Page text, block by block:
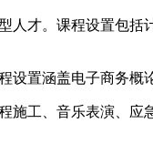
才。课程设置包
置涵盖电子商务概
工、音乐表演、